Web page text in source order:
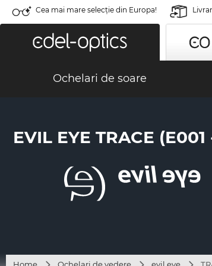
Cea mai mare selecție din Europa!
Ochelari de soare
EVIL EYE TRACE